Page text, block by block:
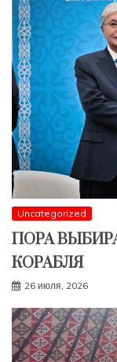
Uncategorized
ПОРА
КОРАБЛЯ
26 июля, 2026